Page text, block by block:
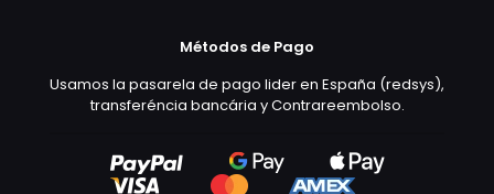
Métodos de Pago
Usamos la pasarela de pago lider en España (redsys),
transferéncia bancária y Contrareembolso.